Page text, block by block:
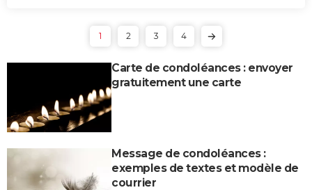
1 2 3 4
Carte de condoléances : envoyer
gratuitement une carte
Message de condoléances :
exemples de textes et modèle de
courrier